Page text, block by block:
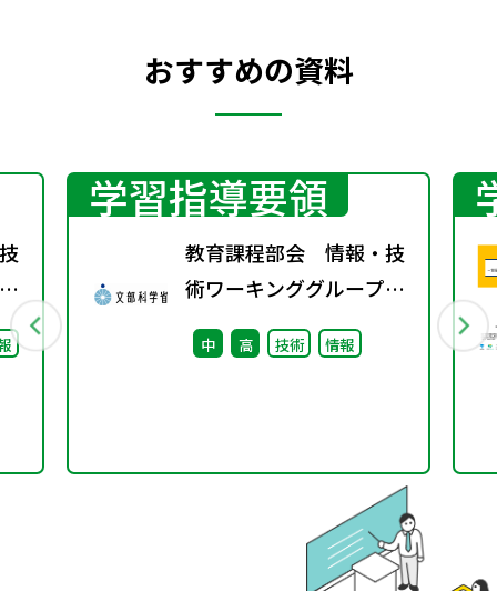
おすすめの資料
学習指導要領
教育課程部会 情報・技
術ワーキンググループ
（第1回） 配付資料
中 高 技術 情報